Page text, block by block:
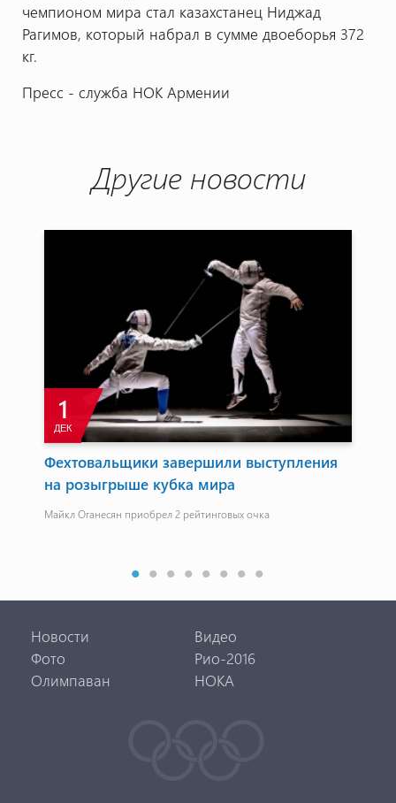
чемпионом мира стал казахстанец Ниджад
Рагимов, который набрал в сумме двоеборья 372
кг.
Пресс - служба НОК Армении
Другие новости
1
ДЕК
Фехтовальщики завершили выступления
на розыгрыше кубка мира
Майкл Оганесян приобрел 2 рейтинговых очка
Новости
Видео
Фото
Рио-2016
Олимпаван
НОКА